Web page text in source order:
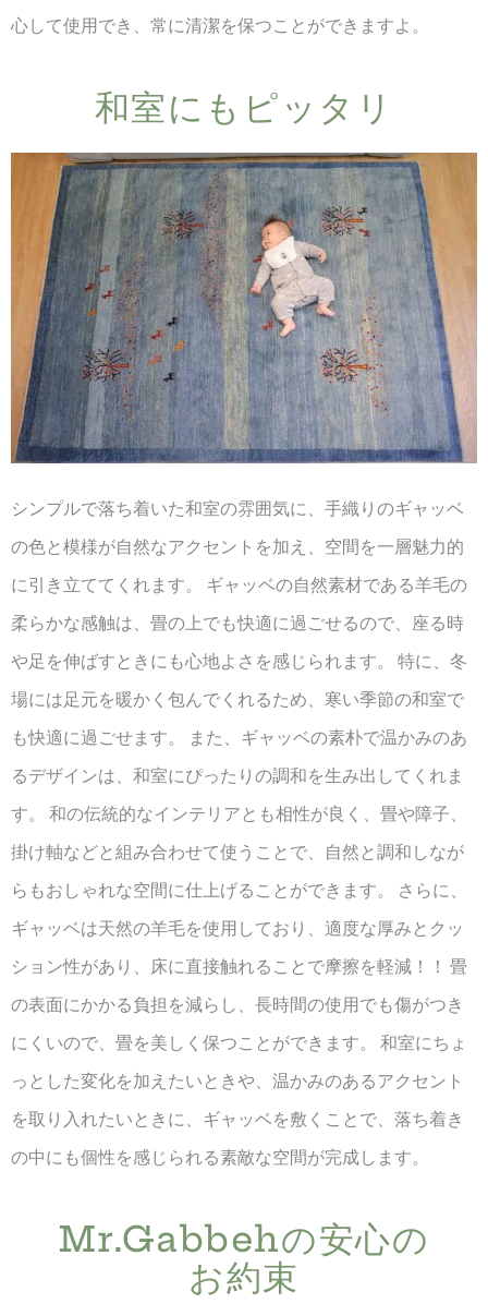
心して使用でき、常に清潔を保つことができますよ。
和室にも​ピッタリ
シンプルで落ち着いた和室の雰囲気に、手織りのギャッベ
の色と模様が自然なアクセントを加え、空間を一層魅力的
に引き立ててくれます。 ギャッベの自然素材である羊毛の
柔らかな感触は、畳の上でも快適に過ごせるので、座る時
や足を伸ばすときにも心地よさを感じられます。 特に、冬
場には足元を暖かく包んでくれるため、寒い季節の和室で
も快適に過ごせます。 また、ギャッベの素朴で温かみのあ
るデザインは、和室にぴったりの調和を生み出してくれま
す。 和の伝統的なインテリアとも相性が良く、畳や障子、
掛け軸などと組み合わせて使うことで、自然と調和しなが
らもおしゃれな空間に仕上げることができます。 さらに、
ギャッベは天然の羊毛を使用しており、適度な厚みとクッ
ション性があり、床に直接触れることで摩擦を軽減！！ 畳
の表面にかかる負担を減らし、長時間の使用でも傷がつき
にくいので、畳を美しく保つことができます。 和室にちょ
っとした変化を加えたいときや、温かみのあるアクセント
を取り入れたいときに、ギャッベを敷くことで、落ち着き
の中にも個性を感じられる素敵な空間が完成します。
Mr.Gabbehの​安心の​
お約束